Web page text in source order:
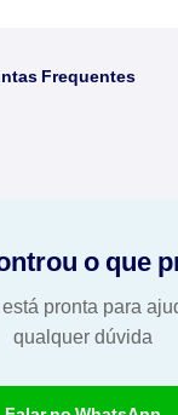
Frequentes
o que
pronta para
qualquer dúvida